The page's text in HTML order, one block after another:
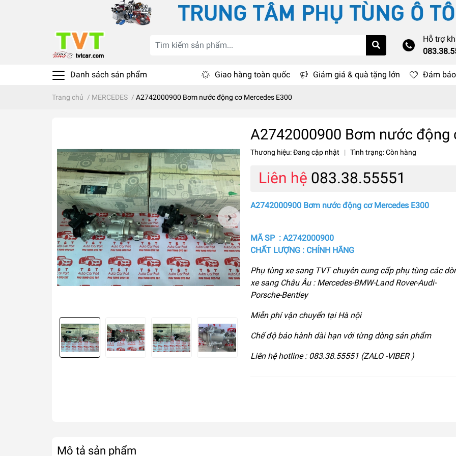
Hỗ trợ
Danh sách sản phẩm Giao hàng toàn quốc Giảm giá & quà tặng lớn Đảm
Trang chủ / MERCEDES / A2742000900 Bơm nước động cơ Mercedes E300
A2742000900 Bơm nước động
Thương hiệu:Đang cập nhật | Tình trạng:Còn hàng
Liên hệ 083.38.55551
A2742000900 Bơm nước động cơ Mercedes E300
MÃ SP : A2742000900
CHẤT LƯỢNG : CHÍNH HÃNG
Phụ tùng xe sang TVT chuyên cung cấp phụ tùng các
xe sang Châu Âu : Mercedes-BMW-Land Rover-Audi-
Porsche-Bentley
Miễn phí vận chuyển tại Hà nội
Chế độ bảo hành dài hạn với từng dòng sản phẩm
Liên hệ hotline : 083.38.55551 (ZALO -VIBER )
Mô tả sản phẩm